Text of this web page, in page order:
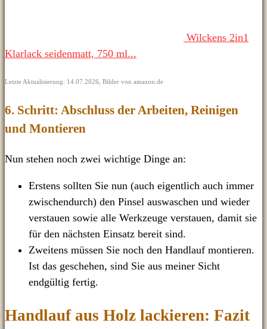
Wilckens 2in1
Klarlack seidenmatt, 750 ml...
Letzte Aktualisierung: 14.07.2026, Bilder von amazon.de
6. Schritt: Abschluss der Arbeiten, Reinigen
und Montieren
Nun stehen noch zwei wichtige Dinge an:
Erstens sollten Sie nun (auch eigentlich auch immer
zwischendurch) den Pinsel auswaschen und wieder
verstauen sowie alle Werkzeuge verstauen, damit sie
für den nächsten Einsatz bereit sind.
Zweitens müssen Sie noch den Handlauf montieren.
Ist das geschehen, sind Sie aus meiner Sicht
endgültig fertig.
Handlauf aus Holz lackieren: Fazit